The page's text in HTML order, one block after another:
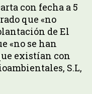
con fecha a 5
que «no
de El
«no se han
existían con
S.L,